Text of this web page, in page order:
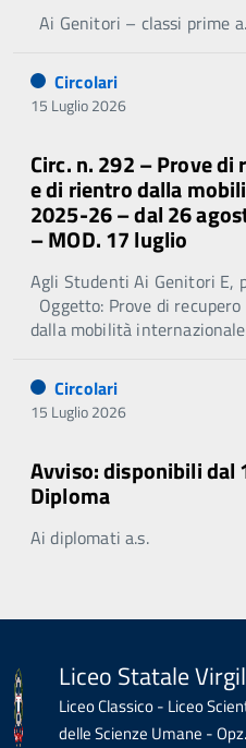
Ai Genitori – classi prime
Circolari
15 Luglio 2026
Circ. n. 292 – Prove di
e di rientro dalla
2025-26 – dal 26
– MOD. 17 luglio
Agli Studenti Ai Genitori E,
Oggetto: Prove di
dalla mobilità
Circolari
15 Luglio 2026
Avviso: disponibili dal
Diploma
Ai diplomati a.s.
Liceo Statale
Liceo Classico - Liceo
delle Scienze Umane -